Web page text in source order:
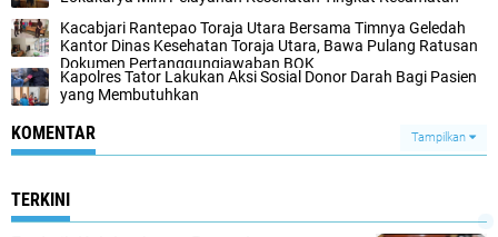
Kacabjari Rantepao Toraja Utara Bersama Timnya Geledah
Kantor Dinas Kesehatan Toraja Utara, Bawa Pulang Ratusan
Dokumen Pertanggungjawaban BOK
Kapolres Tator Lakukan Aksi Sosial Donor Darah Bagi Pasien
yang Membutuhkan
KOMENTAR Tampilkan
TERKINI